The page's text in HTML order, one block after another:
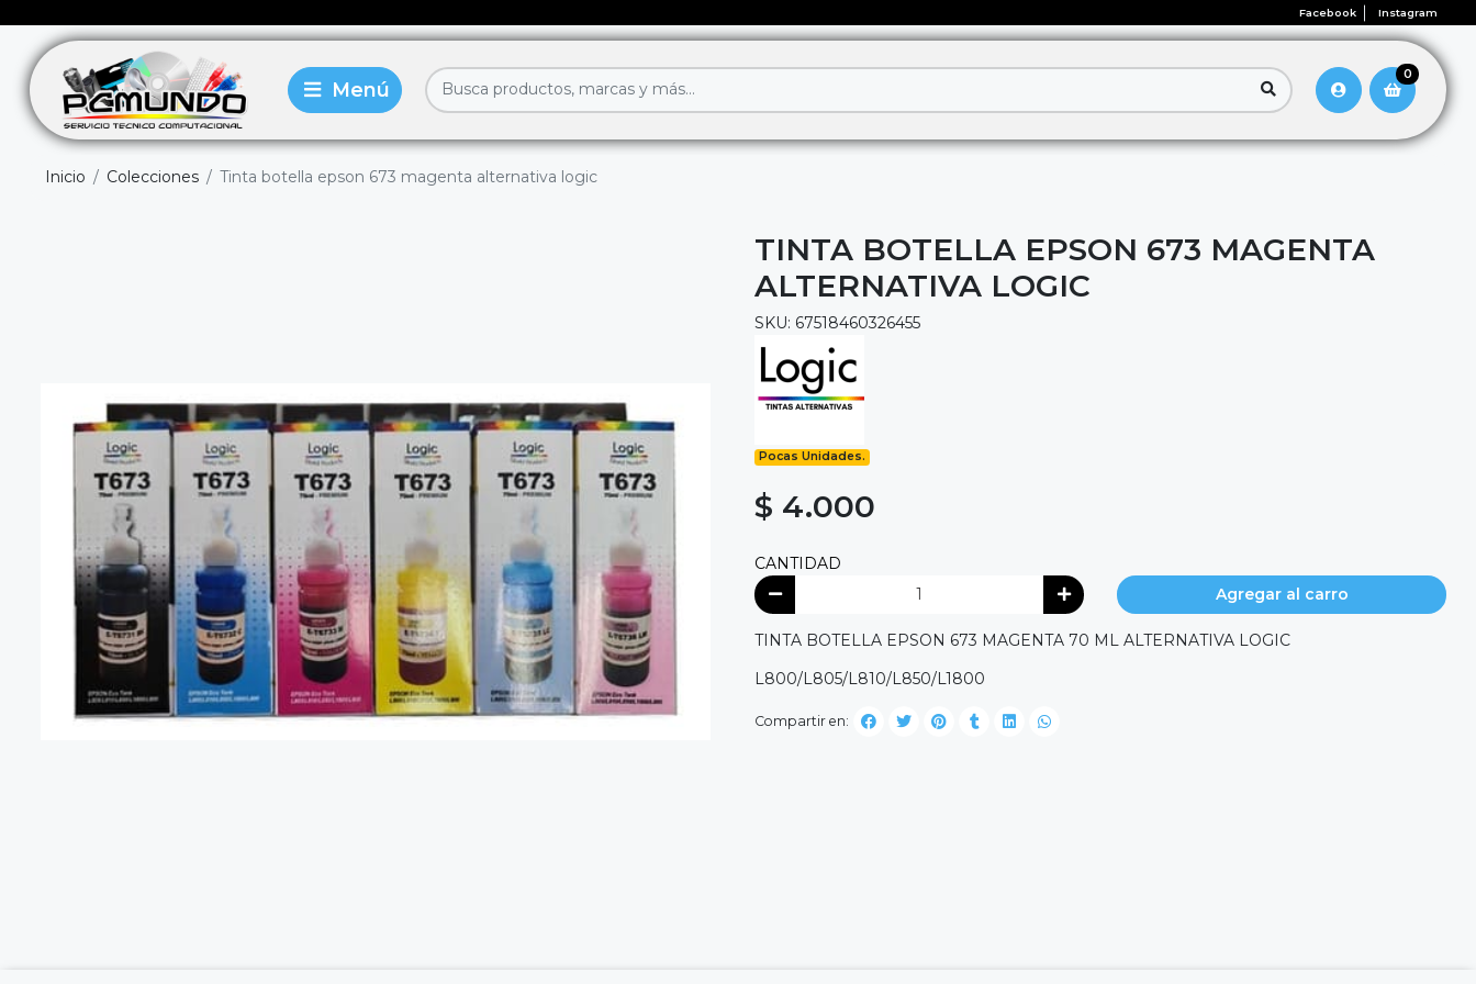
Facebook Instagram
0
Inicio Colecciones Tinta botella epson 673 magenta alternativa logic
TINTA BOTELLA EPSON 673 MAGENTA
ALTERNATIVA LOGIC
SKU: 67518460326455
Pocas Unidades.
$ 4.000
CANTIDAD
Agregar al carro
TINTA BOTELLA EPSON 673 MAGENTA 70 ML ALTERNATIVA LOGIC
L800/L805/L810/L850/L1800
Compartir en: